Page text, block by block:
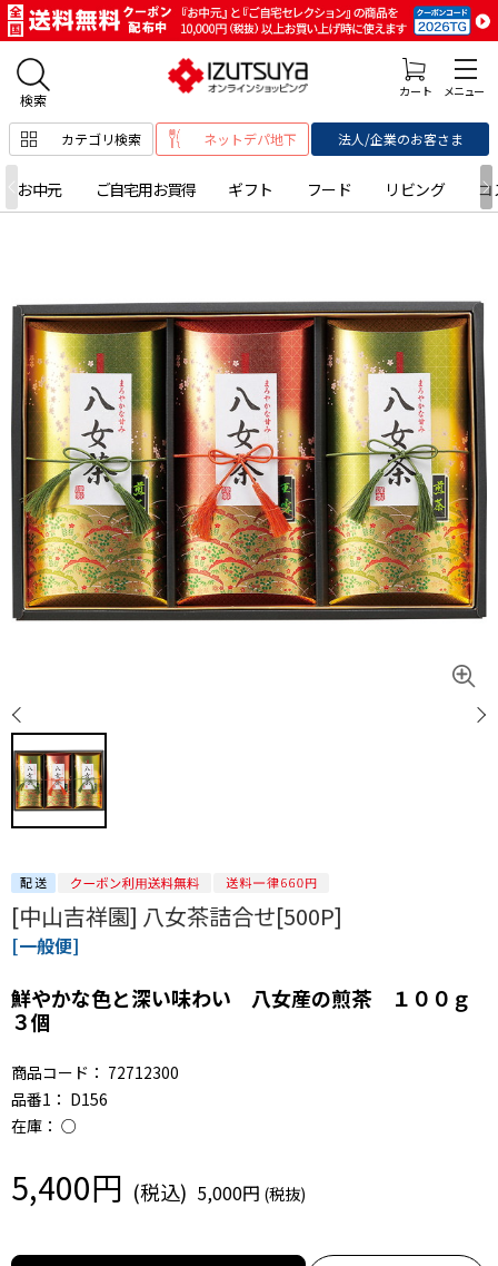
カテゴリ検索 ネットデパ地下 法人/企業のお客さま
お中元 ご自宅用お買得 ギフト フード リビング コ
[中山吉祥園] 八女茶詰合せ[500P]
[一般便]
鮮やかな色と深い味わい 八女産の煎茶 １００ｇ
３個
商品コード： 72712300
品番1： D156
在庫： ○
5,400円 5,000円